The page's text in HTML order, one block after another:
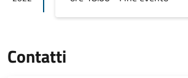
Contatti